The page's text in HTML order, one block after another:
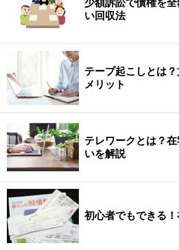
少額訴訟で債権を
い回収法
テープ起こしとは
メリット
テレワークとは？
いを解説
初心者でもできる